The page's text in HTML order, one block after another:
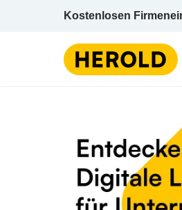
Kostenlosen
BEWERTUNG ABGEBEN
f-pile